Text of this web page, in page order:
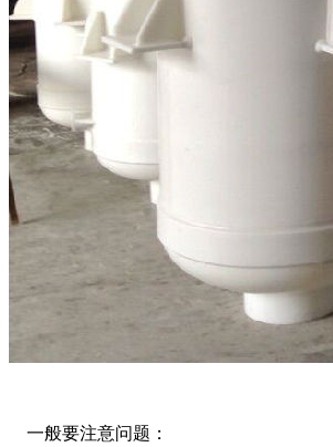
一般要注意问题：